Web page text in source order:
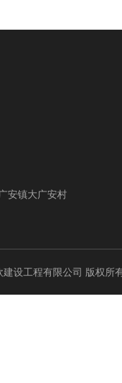
安镇大广安村
建设工程有限公司 版权